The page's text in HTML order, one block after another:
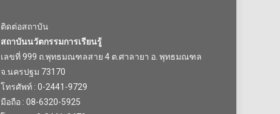
ติดต่อสถาบัน
สถาบันนวัตกรรมการเรียนรู้
เลขที่ 999 ถ.พุทธมณฑลสาย 4 ต.ศาลายา อ. พุทธมณฑล
จ.นครปฐม 73170
โทรศัพท์ : 0-2441-9729
มือถือ : 08-6320-5925